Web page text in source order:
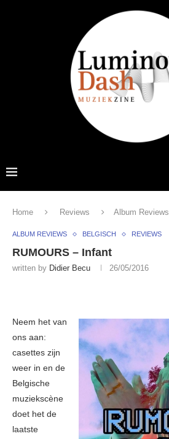
Home Reviews Album Reviews
ALBUM REVIEWS BELGISCH REVIEWS
RUMOURS – Infant
written by Didier Becu 26/05/2016
Neem het van
ons aan:
casettes zijn
weer in en de
Belgische
muziekscène
doet het de
laatste